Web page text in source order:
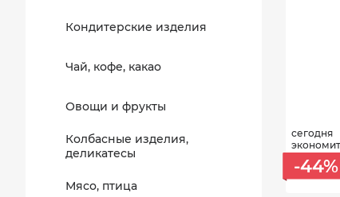
Кондитерские изделия
Чай, кофе, какао
Овощи и фрукты
Колбасные изделия,
деликатесы
Мясо, птица
сегодня
-44%